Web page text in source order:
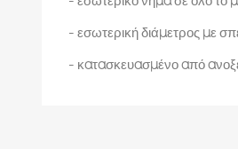
- εσωτερική διάμετρος με
- κατασκευασμένο από